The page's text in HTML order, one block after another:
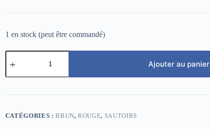
1 en stock (peut être commandé)
quantité
de
avec
d'un
de
70
Ajouter au panier
CATÉGORIES :BRUN,ROUGE, SAUTOIRS